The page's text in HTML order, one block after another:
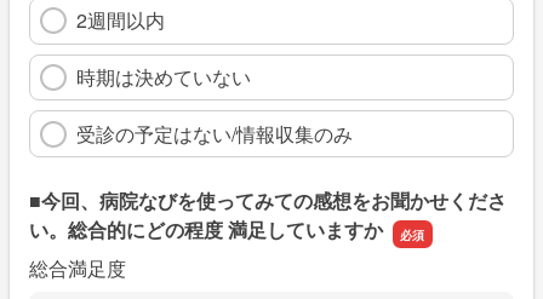
2週間以内
時期は決めていない
受診の予定はない/情報収集のみ
■今回、病院なびを使ってみての感想をお聞かせくださ
い。総合的にどの程度 満足していますか
総合満足度